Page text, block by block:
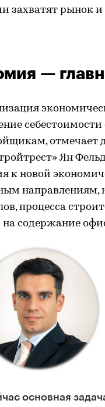
захватят рынок
—
отмечает
Ян
к новой
направлениям,
процесса
на содержание
основная